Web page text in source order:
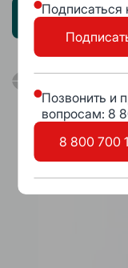
Подписаться
Позвонить и
вопросам: 8
8 800 700
Курс